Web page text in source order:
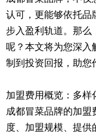
认可，更能够依托品
步入盈利轨道。那么
呢？本文将为您深入
制到投资回报，助您
加盟费用概览：多样
成都冒菜品牌的加盟
度、加盟规模、提供